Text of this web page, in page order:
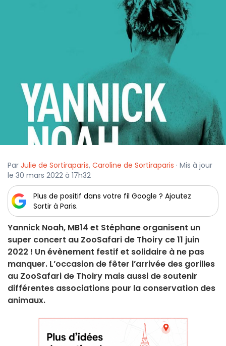
Par Julie de Sortiraparis, Caroline de Sortiraparis · Mis à jour
le 30 mars 2022 à 17h32
Plus de positif dans votre fil Google ? Ajoutez
Sortir à Paris.
Yannick Noah, MB14 et Stéphane organisent un
super concert au ZooSafari de Thoiry ce 11 juin
2022 ! Un évènement festif et solidaire à ne pas
manquer. L’occasion de fêter l’arrivée des gorilles
au ZooSafari de Thoiry mais aussi de soutenir
différentes associations pour la conservation des
animaux.